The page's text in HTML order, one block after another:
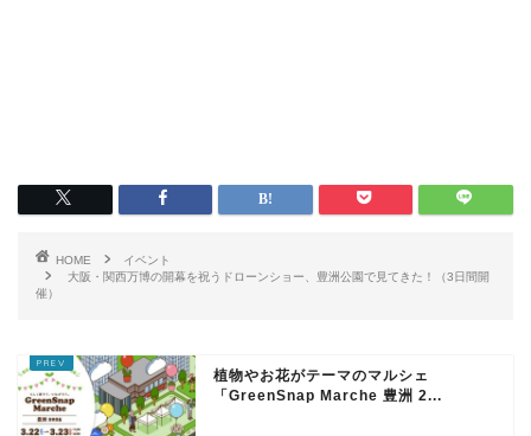
HOME
イベント
大阪・関西万博の開幕を祝うドローンショー、豊洲公園で見てきた！（3日間開
催）
植物やお花がテーマのマルシェ
「GreenSnap Marche 豊洲 2...